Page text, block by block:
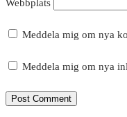
Webbplats
Meddela mig om nya
Meddela mig om nya